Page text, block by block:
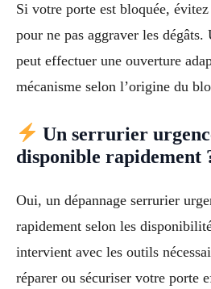
Si votre porte est bloquée,
pour ne pas aggraver les
peut effectuer une ouverture
mécanisme selon l’origine du
Un serrurier
disponible rapidement
Oui, un dépannage serrurier
rapidement selon les
intervient avec les outils
réparer ou sécuriser votre porte